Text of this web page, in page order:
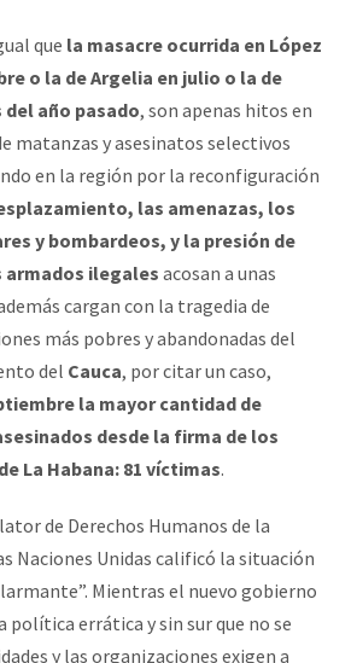
que la masacre ocurrida en López
o la de Argelia en julio o la de
año pasado, son apenas hitos en
matanzas y asesinatos selectivos
en la región por la reconfiguración
las amenazas, los
y bombardeos, y la presión de
ilegales acosan a unas
cargan con la tragedia de
más pobres y abandonadas del
del Cauca, por citar un caso,
la mayor cantidad de
desde la firma de los
La Habana: 81 víctimas.
de Derechos Humanos de la
Naciones Unidas calificó la situación
Mientras el nuevo gobierno
política errática y sin sur que no se
y las organizaciones exigen a